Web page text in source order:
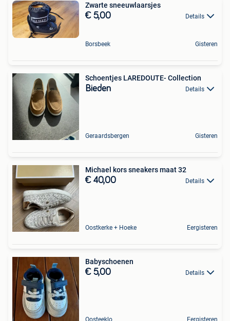
Zwarte sneeuwlaarsjes
€ 5,00 Details
Borsbeek Gisteren
Schoentjes LAREDOUTE- Collection
Bieden Details
Geraardsbergen Gisteren
Michael kors sneakers maat 32
€ 40,00 Details
Oostkerke + Hoeke Eergisteren
Babyschoenen
€ 5,00 Details
Oosteeklo Eergisteren